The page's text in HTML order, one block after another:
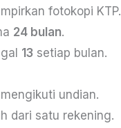
fotokopi KTP.
24 bulan.
13 setiap bulan.
undian.
dari satu rekening.